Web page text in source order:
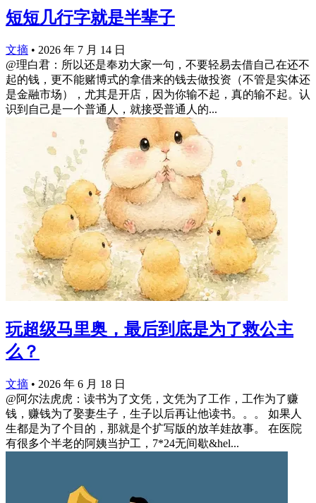
短短几行字就是半辈子
文摘 • 2026 年 7 月 14 日
@理白君：所以还是奉劝大家一句，不要轻易去借自己在还不
起的钱，更不能赌博式的拿借来的钱去做投资（不管是实体还
是金融市场），尤其是开店，因为你输不起，真的输不起。认
识到自己是一个普通人，就接受普通人的...
玩超级马里奥，最后到底是为了救公主
么？
文摘 • 2026 年 6 月 18 日
@阿尔法虎虎：读书为了文凭，文凭为了工作，工作为了赚
钱，赚钱为了娶妻生子，生子以后再让他读书。。。 如果人
生都是为了个目的，那就是个扩写版的放羊娃故事。 在医院
有很多个半老的阿姨当护工，7*24无间歇&hel...